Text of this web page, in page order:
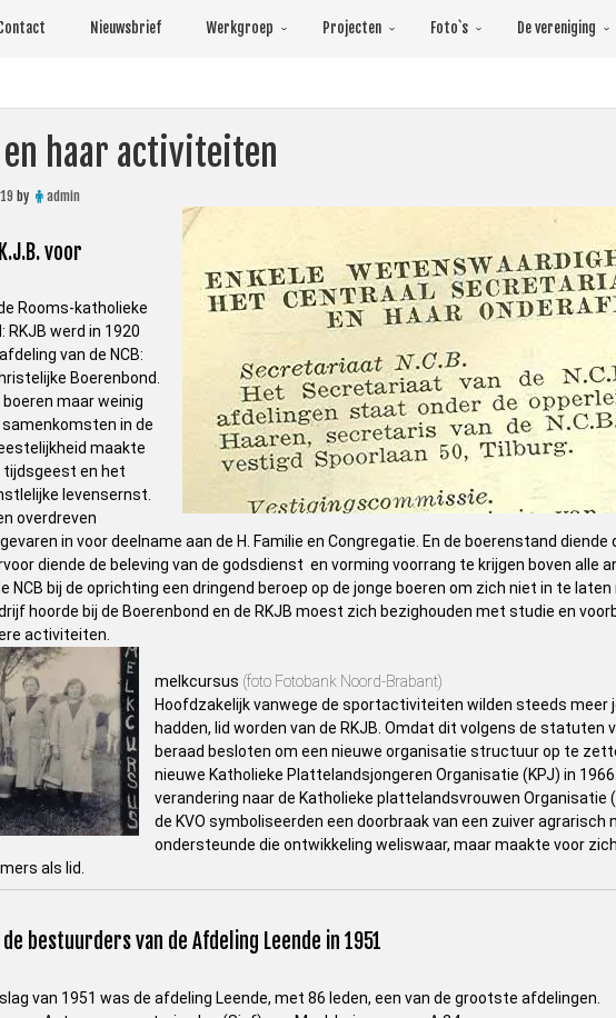
Nieuwsbrief Werkgroep Projecten Foto`s De vereniging
en haar activiteiten
by admin
voor
Rooms-katholieke
werd in 1920
van de NCB:
Boerenbond.
boeren maar weinig
in de
maakte
tijdsgeest en het
levensernst.
overdreven
in voor deelname aan de H. Familie en Congregatie. En de boerenstand diende
diende de beleving van de godsdienst en vorming voorrang te krijgen boven alle
NCB bij de oprichting een dringend beroep op de jonge boeren om zich niet in te
hoorde bij de Boerenbond en de RKJB moest zich bezighouden met studie en
activiteiten.
melkcursus (foto Fotobank Noord-Brabant)
Hoofdzakelijk vanwege de sportactiviteiten wilden steeds meer
hadden, lid worden van de RKJB. Omdat dit volgens de statuten
beraad besloten om een nieuwe organisatie structuur op te
nieuwe Katholieke Plattelandsjongeren Organisatie (KPJ) in
verandering naar de Katholieke plattelandsvrouwen Organisatie
de KVO symboliseerden een doorbraak van een zuiver agrarisch
ondersteunde die ontwikkeling weliswaar, maar maakte voor
als lid.
bestuurders van de Afdeling Leende in 1951
van 1951 was de afdeling Leende, met 86 leden, een van de grootste afdelingen.